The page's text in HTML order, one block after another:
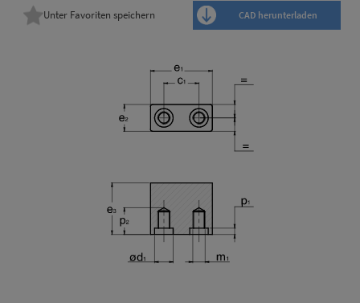
CAD herunterladen
Unter Favoriten speichern